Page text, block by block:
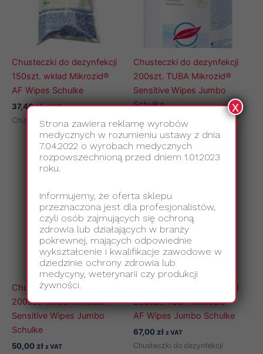
Chusteczki do dezynfekcji
150szt. wkład Mikrozid®
AF Wipes Schulke
37,40zł z VAT
Chusteczki do dezynfekcji
Chusteczki do dezynfekcji
200szt. TUBA Mikrozid®
Sensitive Wipes Jumbo
Schulke
52,00 zł z VAT
Chusteczki do dezynfekcji
Chusteczki do dezynfekcji
200szt. wkład Mikrozid®
Sensitive Wipes Jumbo
Schulke
50,00 zł z VAT
Chusteczki do dezynfekcji
220szt. TUBA Mikrozid®
AF Wipes Jumbo Schulke
67,00 zł z VAT
Chusteczki do dezynfekcji
Strona zawiera reklamę wyrobów
medycznych w rozumieniu ustawy z dnia
7.04.2022 o wyrobach medycznych
rozpowszechnioną przed dniem 1.01.2023
roku.
Informujemy, że oferta sklepu
przeznaczona jest dla profesjonalistów,
czyli osób zajmujących się ochroną
zdrowia lub działających w branży
pokrewnej, mających odpowiednie
wykształcenie i kwalifikacje zawodowe w
dziedzinie ochrony zdrowia lub
medycyny, weterynarii czy produkcji
żywności.
x